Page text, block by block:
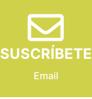
SUSCRÍBETE
Email